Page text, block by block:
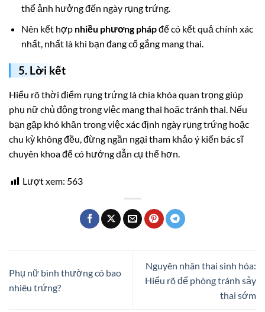
thể ảnh hưởng đến ngày rụng trứng.
Nên kết hợp nhiều phương phápđể có kết quả chính xác
nhất, nhất là khi bạn đang cố gắng mang thai.
5. Lời kết
Hiểu rõ thời điểm rụng trứng là chìa khóa quan trọng giúp
phụ nữ chủ động trong việc mang thai hoặc tránh thai. Nếu
bạn gặp khó khăn trong việc xác định ngày rụng trứng hoặc
chu kỳ không đều, đừng ngần ngại tham khảo ý kiến bác sĩ
chuyên khoa để có hướng dẫn cụ thể hơn.
Lượt xem: 563
Phụ nữ bình thường có bao
nhiêu trứng?
Nguyên nhân thai sinh hóa:
Hiểu rõ để phòng tránh sảy
thai sớm